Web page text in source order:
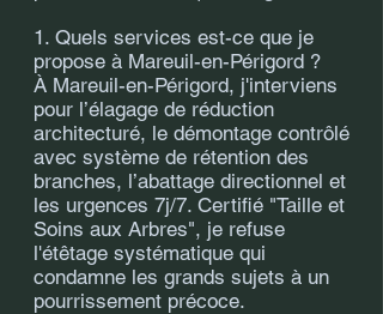
1. Quels services est-ce que je
propose à Mareuil-en-Périgord ?
À Mareuil-en-Périgord, j'interviens
pour l’élagage de réduction
architecturé, le démontage contrôlé
avec système de rétention des
branches, l’abattage directionnel et
les urgences 7j/7. Certifié "Taille et
Soins aux Arbres", je refuse
l'étêtage systématique qui
condamne les grands sujets à un
pourrissement précoce.